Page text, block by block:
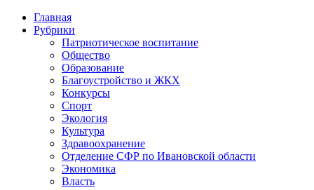
Главная
Рубрики
Патриотическое воспитание
Общество
Образование
Благоустройство и ЖКХ
Конкурсы
Спорт
Экология
Культура
Здравоохранение
Отделение СФР по Ивановской области
Экономика
Власть